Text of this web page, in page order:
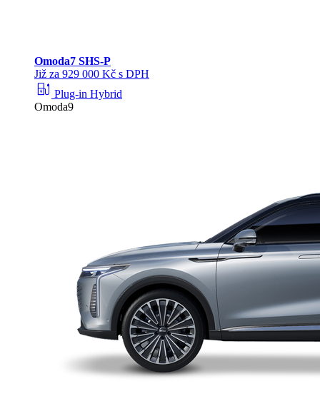
Omoda7 SHS-P
Již za 929 000 Kč s DPH
ev_station Plug-in Hybrid
Omoda9